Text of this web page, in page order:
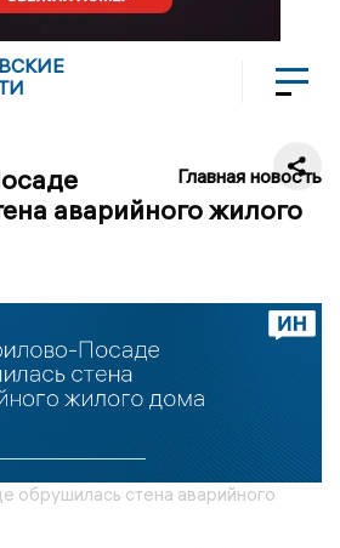
Главная новость
аварийного жилого
обрушилась стена аварийного